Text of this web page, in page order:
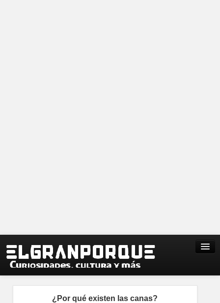
¿Por qué existen las canas?